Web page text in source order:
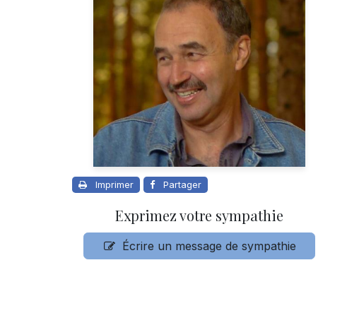
Imprimer Partager
Exprimez votre sympathie
Écrire un message de sympathie